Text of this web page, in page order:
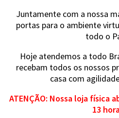
Juntamente com a nossa
portas para o ambiente
todo o
Hoje atendemos a todo
recebam todos os nossos
casa com
ATENÇÃO: Nossa loja física
13